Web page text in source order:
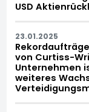
USD
23.01.2025
von Curtiss-
Unternehmen
weiteres